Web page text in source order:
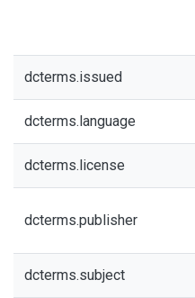
dcterms.issued
dcterms.language
dcterms.license
dcterms.publisher
dcterms.subject